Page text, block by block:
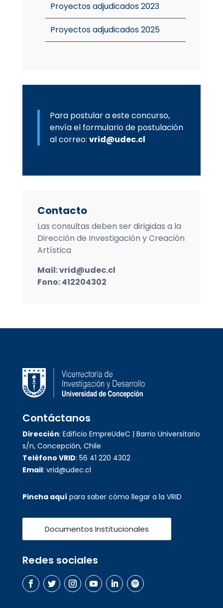
Proyectos adjudicados 2023
Proyectos adjudicados 2025
Para postular a este concurso,
envía el formulario de postulación
al correo: vrid@udec.cl
Contacto
Las consultas deben ser dirigidas a la
Dirección de Investigación y Creación
Artística
Mail: vrid@udec.cl
Fono: 412204302
Contáctanos
Dirección: Edificio EmpreUdeC | Barrio Universitario
s/n, Concepción, Chile
Teléfono VRID: 56 41 220 4302
Email: vrid@udec.cl
Pincha aquí para saber cómo llegar a la VRID
Documentos Institucionales
Redes sociales